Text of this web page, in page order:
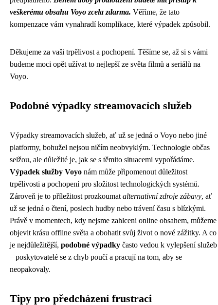
veškerému obsahu Voyo zcela zdarma. Věříme, že tato
kompenzace vám vynahradí komplikace, které výpadek způsobil.
Děkujeme za vaši trpělivost a pochopení. Těšíme se, až si s vámi
budeme moci opět užívat to nejlepší ze světa filmů a seriálů na
Voyo.
Podobné výpadky streamovacích služeb
Výpadky streamovacích služeb, ať už se jedná o Voyo nebo jiné
platformy, bohužel nejsou ničím neobvyklým. Technologie občas
selžou, ale důležité je, jak se s těmito situacemi vypořádáme.
Výpadek služby Voyo nám může připomenout důležitost
trpělivosti a pochopení pro složitost technologických systémů.
Zároveň je to příležitost prozkoumat alternativní zdroje zábavy, ať
už se jedná o čtení, poslech hudby nebo trávení času s blízkými.
Právě v momentech, kdy nejsme zahlceni online obsahem, můžeme
objevit krásu offline světa a obohatit svůj život o nové zážitky. A co
je nejdůležitější, podobné výpadky často vedou k vylepšení služeb
– poskytovatelé se z chyb poučí a pracují na tom, aby se
neopakovaly.
Tipy pro předcházení frustraci